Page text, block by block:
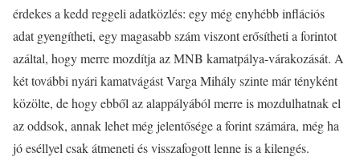
érdekes a kedd reggeli adatközlés: egy még enyhébb inflációs
adat gyengítheti, egy magasabb szám viszont erősítheti a forintot
azáltal, hogy merre mozdítja az MNB kamatpálya-várakozását. A
két további nyári kamatvágást Varga Mihály szinte már tényként
közölte, de hogy ebből az alappályából merre is mozdulhatnak el
az oddsok, annak lehet még jelentősége a forint számára, még ha
jó eséllyel csak átmeneti és visszafogott lenne is a kilengés.